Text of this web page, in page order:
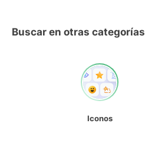
Buscar en otras categorías
Iconos